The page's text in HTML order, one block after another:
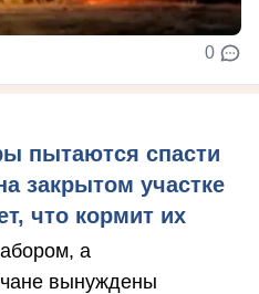
0
пытаются спасти
закрытом участке
что кормит их
а
вынуждены